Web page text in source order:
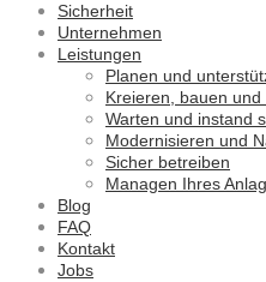
Sicherheit
Unternehmen
Leistungen
Planen und
Kreieren, bauen und
Warten und instand
Modernisieren und
Sicher betreiben
Managen Ihres
Blog
FAQ
Kontakt
Jobs